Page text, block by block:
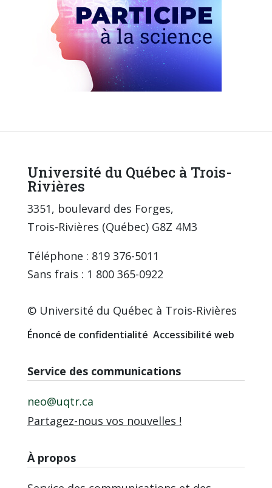
Université du Québec à Trois-
Rivières
3351, boulevard des Forges,
Trois-Rivières (Québec) G8Z 4M3
Téléphone : 819 376-5011
Sans frais : 1 800 365-0922
© Université du Québec à Trois-Rivières
Énoncé de confidentialité Accessibilité web
Service des communications
neo@uqtr.ca
Partagez-nous vos nouvelles !
À propos